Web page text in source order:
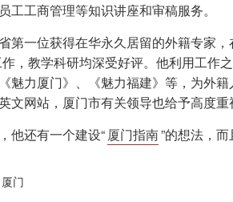
工工商管理等知识讲座和审稿服务。
第一位获得在华永久居留的外籍专家
，教学科研均深受好评。他利用工作
魅力厦门》、《魅力福建》等，为外
文网站，厦门市有关领导也给予高度重
他还有一个建设“厦门指南”的想法，
门